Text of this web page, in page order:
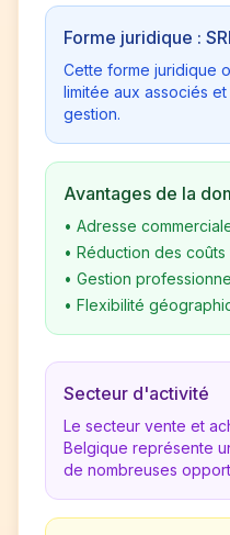
Forme juridique :
Cette forme juridique
limitée aux associés
gestion.
Avantages de la
• Adresse
• Réduction des coûts
• Gestion
• Flexibilité
Secteur d'activité
Le secteur vente et
Belgique représente
de nombreuses